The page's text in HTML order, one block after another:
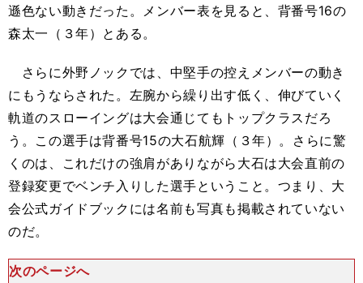
遜色ない動きだった。メンバー表を見ると、背番号16の
森太一（３年）とある。
さらに外野ノックでは、中堅手の控えメンバーの動き
にもうならされた。左腕から繰り出す低く、伸びていく
軌道のスローイングは大会通じてもトップクラスだろ
う。この選手は背番号15の大石航輝（３年）。さらに驚
くのは、これだけの強肩がありながら大石は大会直前の
登録変更でベンチ入りした選手ということ。つまり、大
会公式ガイドブックには名前も写真も掲載されていない
のだ。
次のページへ